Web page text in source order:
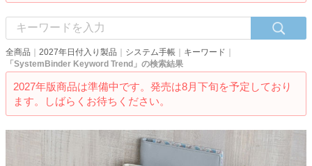
全商品 2027年日付入り製品 システム手帳
キーワード
「SystemBinder Keyword Trend」の検索結果
2027年版商品は準備中です。発売は8月下旬を予定しており
ます。しばらくお待ちください。